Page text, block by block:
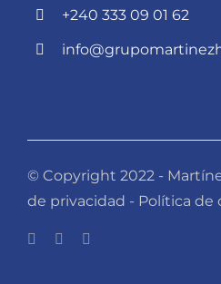
+240 333 09 01 62
© Copyright 2022 -
de privacidad - Política de